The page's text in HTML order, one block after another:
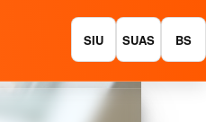
SIU SUAS BS